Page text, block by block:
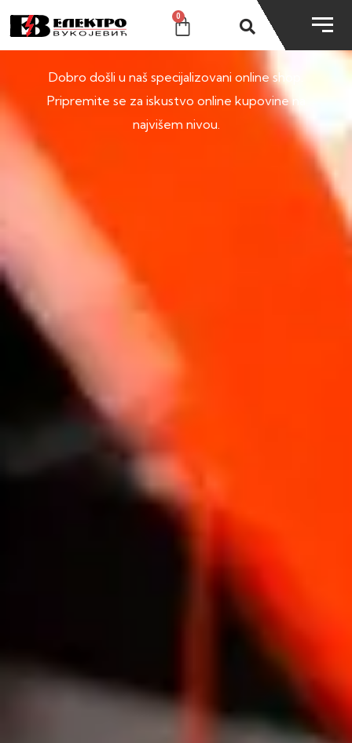
0
SHOP
Dobro došli u naš specijalizovani online shop.
Pripremite se za iskustvo online kupovine na
najvišem nivou.